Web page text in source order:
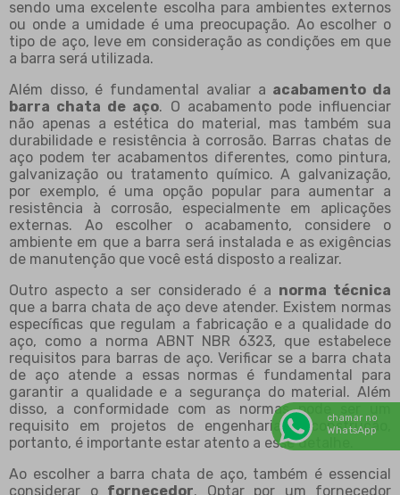
sendo uma excelente escolha para ambientes externos
ou onde a umidade é uma preocupação. Ao escolher o
tipo de aço, leve em consideração as condições em que
a barra será utilizada.
Além disso, é fundamental avaliar a acabamento da
barra chata de aço. O acabamento pode influenciar
não apenas a estética do material, mas também sua
durabilidade e resistência à corrosão. Barras chatas de
aço podem ter acabamentos diferentes, como pintura,
galvanização ou tratamento químico. A galvanização,
por exemplo, é uma opção popular para aumentar a
resistência à corrosão, especialmente em aplicações
externas. Ao escolher o acabamento, considere o
ambiente em que a barra será instalada e as exigências
de manutenção que você está disposto a realizar.
Outro aspecto a ser considerado é a norma técnica
que a barra chata de aço deve atender. Existem normas
específicas que regulam a fabricação e a qualidade do
aço, como a norma ABNT NBR 6323, que estabelece
requisitos para barras de aço. Verificar se a barra chata
de aço atende a essas normas é fundamental para
garantir a qualidade e a segurança do material. Além
disso, a conformidade com as normas pode ser um
requisito em projetos de engenharia e construção,
portanto, é importante estar atento a esse detalhe.
Ao escolher a barra chata de aço, também é essencial
considerar o fornecedor. Optar por um fornecedor
chamar no
WhatsApp